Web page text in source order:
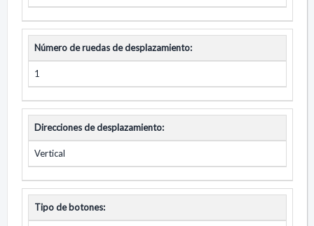
Número de ruedas de desplazamiento:
1
Direcciones de desplazamiento:
Vertical
Tipo de botones: